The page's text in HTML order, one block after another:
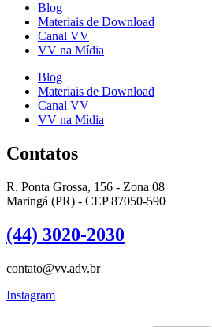
Blog
Materiais de Download
Canal VV
VV na Mídia
Blog
Materiais de Download
Canal VV
VV na Mídia
Contatos
R. Ponta Grossa, 156 - Zona 08
Maringá (PR) - CEP 87050-590
(44) 3020-2030
contato@vv.adv.br
Instagram